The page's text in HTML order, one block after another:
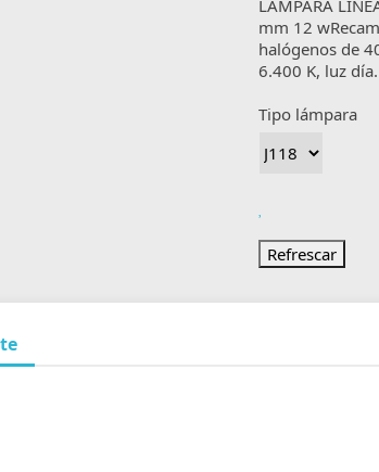
LÁMPARA
mm 12
halógenos de
6.400 K, luz
Tipo lámpara